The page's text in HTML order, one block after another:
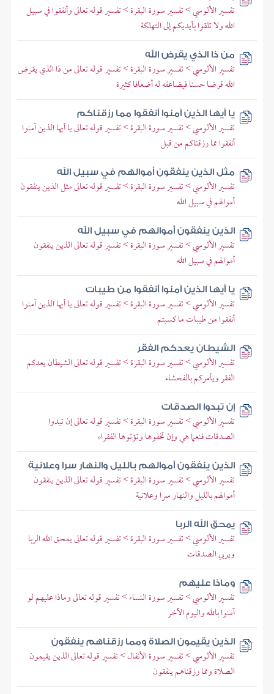
تفسير الألوسي > تفسير سورة البقرة > تفسير قوله تعالى وأنفقوا في سبيل
الله ولا تلقوا بأيديكم إلى التهلكة
من ذا الذي يقرض الله
تفسير الألوسي > تفسير سورة البقرة > تفسير قوله تعالى من ذا الذي يقرض
الله قرضا حسنا فيضاعفه له أضعافا كثيرة
يا أيها الذين آمنوا أنفقوا مما رزقناكم
تفسير الألوسي > تفسير سورة البقرة > تفسير قوله تعالى يا أيها الذين آمنوا
أنفقوا مما رزقناكم من قبل
مثل الذين ينفقون أموالهم في سبيل الله
تفسير الألوسي > تفسير سورة البقرة > تفسير قوله تعالى مثل الذين ينفقون
أموالهم في سبيل الله
الذين ينفقون أموالهم في سبيل الله
تفسير الألوسي > تفسير سورة البقرة > تفسير قوله تعالى الذين ينفقون
أموالهم في سبيل الله
يا أيها الذين آمنوا أنفقوا من طيبات
تفسير الألوسي > تفسير سورة البقرة > تفسير قوله تعالى يا أيها الذين آمنوا
أنفقوا من طيبات ما كسبتم
الشيطان يعدكم الفقر
تفسير الألوسي > تفسير سورة البقرة > تفسير قوله تعالى الشيطان يعدكم
الفقر ويأمركم بالفحشاء
إن تبدوا الصدقات
تفسير الألوسي > تفسير سورة البقرة > تفسير قوله تعالى إن تبدوا
الصدقات فنعما هي وإن تخفوها وتؤتوها الفقراء
الذين ينفقون أموالهم بالليل والنهار سرا وعلانية
تفسير الألوسي > تفسير سورة البقرة > تفسير قوله تعالى الذين ينفقون
أموالهم بالليل والنهار سرا وعلانية
يمحق الله الربا
تفسير الألوسي > تفسير سورة البقرة > تفسير قوله تعالى يمحق الله الربا
ويربي الصدقات
وماذا عليهم
تفسير الألوسي > تفسير سورة النساء > تفسير قوله تعالى وماذا عليهم لو
آمنوا بالله واليوم الآخر
الذين يقيمون الصلاة ومما رزقناهم ينفقون
تفسير الألوسي > تفسير سورة الأنفال > تفسير قوله تعالى الذين يقيمون
الصلاة ومما رزقناهم ينفقون